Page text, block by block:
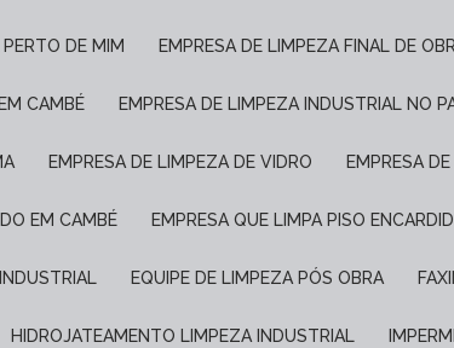
PERTO DE MIM EMPRESA DE LIMPEZA FINAL DE
CAMBÉ EMPRESA DE LIMPEZA INDUSTRIAL NO
EMPRESA DE LIMPEZA DE VIDRO EMPRESA
EM CAMBÉ EMPRESA QUE LIMPA PISO
EQUIPE DE LIMPEZA PÓS OBRA
HIDROJATEAMENTO LIMPEZA INDUSTRIAL